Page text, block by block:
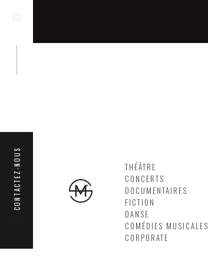
THÉÂTRE
CONCERTS
DOCUMENTAIRES
FICTION
DANSE
COMÉDIES MUSICALES
CORPORATE
CONTACTEZ-NOUS